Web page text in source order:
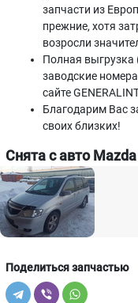
запчасти из
прежние, хотя
возросли
Полная выгрузка
заводские
сайте
Благодарим Вас
своих близких!
Снята с авто
Поделиться запчастью